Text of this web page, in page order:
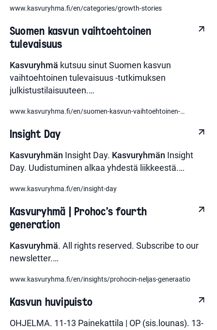
www.kasvuryhma.fi/en/categories/growth-stories
Suomen kasvun vaihtoehtoinen
tulevaisuus
Kasvuryhmä kutsuu sinut Suomen kasvun
vaihtoehtoinen tulevaisuus -tutkimuksen
julkistustilaisuuteen.…
www.kasvuryhma.fi/en/suomen-kasvun-vaihtoehtoinen-
Insight Day
Kasvuryhmän Insight Day. Kasvuryhmän Insight
Day. Uudistuminen alkaa yhdestä liikkeestä.…
www.kasvuryhma.fi/en/insight-day
Kasvuryhmä | Prohoc's fourth
generation
Kasvuryhmä. All rights reserved. Subscribe to our
newsletter.…
www.kasvuryhma.fi/en/insights/prohocin-neljas-generaatio
Kasvun huvipuisto
OHJELMA. 11-13 Painekattila | OP (sis.lounas). 13-